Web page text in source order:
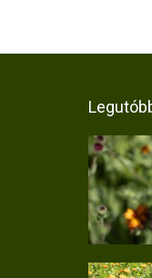
g
y
z
é
s
e